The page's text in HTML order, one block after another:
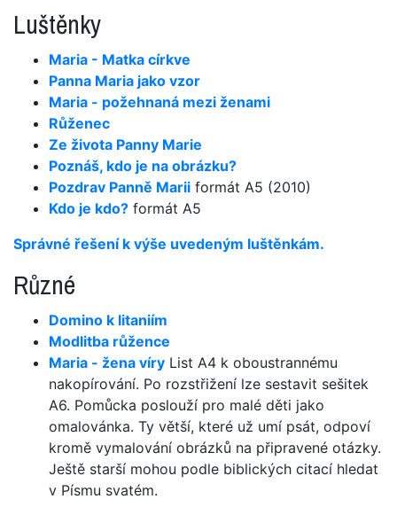
Luštěnky
Maria - Matka církve
Panna Maria jako vzor
Maria - požehnaná mezi ženami
Růženec
Ze života Panny Marie
Poznáš, kdo je na obrázku?
Pozdrav Panně Marii formát A5 (2010)
Kdo je kdo? formát A5
Správné řešení k výše uvedeným luštěnkám.
Různé
Domino k litaniím
Modlitba růžence
Maria - žena víry List A4 k oboustrannému
nakopírování. Po rozstřižení lze sestavit sešitek
A6. Pomůcka poslouží pro malé děti jako
omalovánka. Ty větší, které už umí psát, odpoví
kromě vymalování obrázků na připravené otázky.
Ještě starší mohou podle biblických citací hledat
v Písmu svatém.